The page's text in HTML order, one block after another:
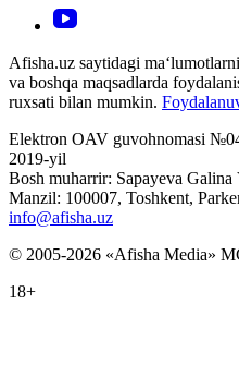
Afisha.uz saytidagi
va boshqa maqsadlarda
ruxsati bilan mumkin.
Elektron OAV guvohnomasi
2019-yil
Bosh muharrir: Sapayeva Galina
Manzil: 100007, Toshkent,
info@afisha.uz
© 2005-2026 «Afisha Media»
18+